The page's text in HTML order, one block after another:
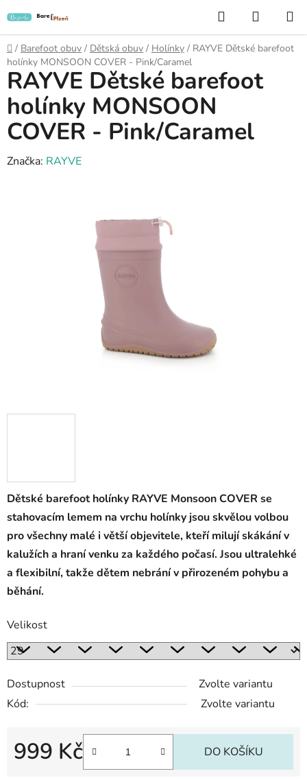
na
obsah
Hledat
KOŠÍK
Domů
/ Barefoot obuv / Dětská obuv / Holínky / RAYVE Dětské barefoot
holínky MONSOON COVER - Pink/Caramel
Dětské barefoot holínky RAYVE Monsoon COVER se
stahovacím lemem na vrchu holínky jsou skvělou volbou
pro všechny malé i větší objevitele, kteří milují skákání v
kalužích a hraní venku za každého počasí. Jsou ultralehké
a flexibilní, takže dětem nebrání v přirozeném pohybu a
běhání.
Velikost
Dostupnost
Zvolte variantu
Kód:
Zvolte variantu
999 Kč DO KOŠÍKU
RAYVE Dětské barefoot
holínky MONSOON
COVER - Pink/Caramel
Značka: RAYVE